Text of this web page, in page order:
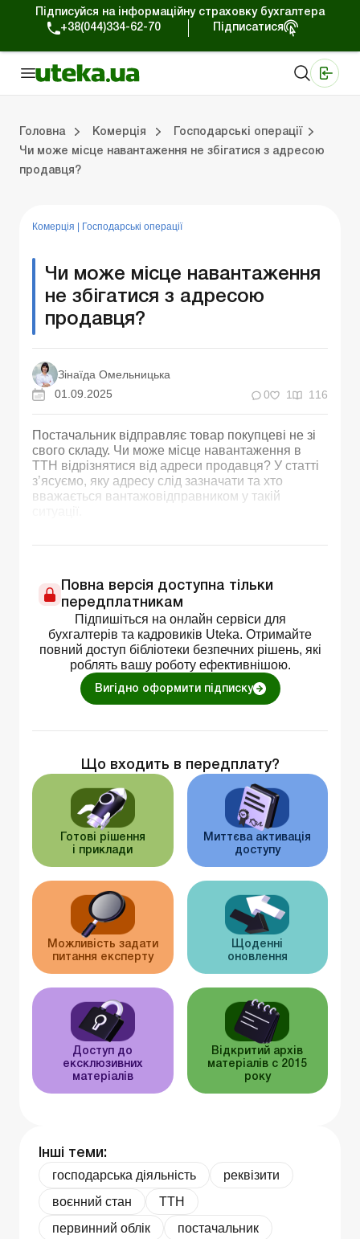
Підписуйся на інформаційну страховку бухгалтера
+38(044)334-62-70
Підписатися
Головна Комерція
Господарські операції
Чи може місце навантаження не збігатися з адресою
продавця?
Комерція Господарські операції
Чи може місце навантаження
не збігатися з адресою
продавця?
Зінаїда Омельницька
01.09.2025
0 1 116
Постачальник відправляє товар покупцеві не зі
свого складу. Чи може місце навантаження в
ТТН відрізнятися від адреси продавця? У статті
з’ясуємо, яку адресу слід зазначати та хто
вважається вантажовідправником у такій
Повна версія доступна тільки
передплатникам
Підпишіться на онлайн сервіси для
бухгалтерів та кадровиків Uteka. Отримайте
повний доступ бібліотеки безпечних рішень, які
роблять вашу роботу ефективнішою.
Вигідно оформити підписку
Що входить в передплату?
Готові рішення
і приклади
Миттєва активація
доступу
Можливість задати
питання експерту
Щоденні
оновлення
Доступ до
ексклюзивних
матеріалів
Відкритий архів
матеріалів c 2015
року
Інші теми:
господарська діяльність
реквізити
воєнний стан
ТТН
первинний облік
постачальник